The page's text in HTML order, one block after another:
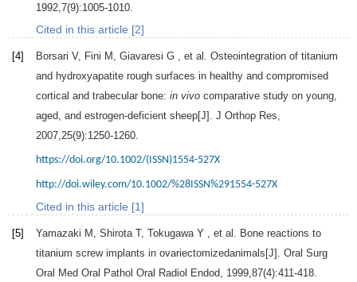
1992 7(9):1005-1010.
Cited in this article [2]
[4] Borsari V, Fini M Giavaresi G , et al. Osteointegration of titanium
and hydroxyapatite rough surfaces in healthy and compromised
cortical and trabecular bone: in vivo comparative study on young,
aged, and estrogen-deficient sheep[J]. J Orthop Res
2007 25(9):1250-1260.
https://doi.org/10.1002/(ISSN)1554-527X
http://doi.wiley.com/10.1002/%28ISSN%291554-527X
Cited in this article [1]
[5] Yamazaki M Shirota T, Tokugawa Y , et al. Bone reactions to
titanium screw implants in ovariectomizedanimals[J]. Oral Surg
Oral Med Oral Pathol Oral Radiol Endod 1999 87(4):411-418.